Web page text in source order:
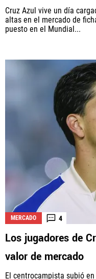
Cruz Azul vive un día
altas en el mercado de
puesto en el Mundial...
MERCADO 4
Los jugadores de
valor de mercado
El centrocampista subió